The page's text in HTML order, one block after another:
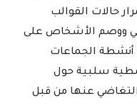
حالات القوالب
ووصم الأشخاص على
أنشطة الجماعات
سلبية حول
التغاضي عنها من قبل